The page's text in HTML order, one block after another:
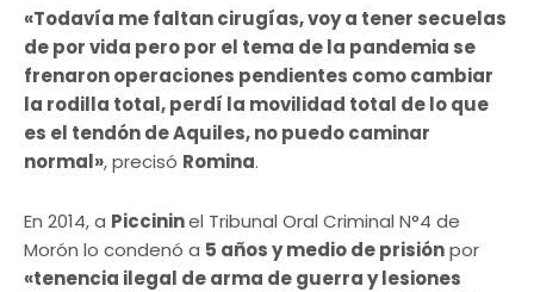
«Todavía me faltan cirugías, voy a tener secuelas
de por vida pero por el tema de la pandemia se
frenaron operaciones pendientes como cambiar
la rodilla total, perdí la movilidad total de lo que
es el tendón de Aquiles, no puedo caminar
normal», precisó Romina.
En 2014, a Piccininel Tribunal Oral Criminal N°4 de
Morón lo condenó a 5 años y medio de prisiónpor
«tenencia ilegal de arma de guerra y lesiones